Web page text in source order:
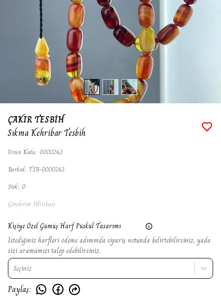
ÇAKIR TESBİH
Sıkma Kehribar Tesbih
Ürün Kodu: 0000263
Barkod: TSB-0000263
Stok: 0
Gönderim Politikası
Kişiye Özel Gümüş Harf Püskül Tasarımı
İstediğiniz harfleri ödeme adımında sipariş notunda belirtebilirsiniz, yada
sizi aramamızı talep edebilirsiniz.
Seçiniz
Paylaş: